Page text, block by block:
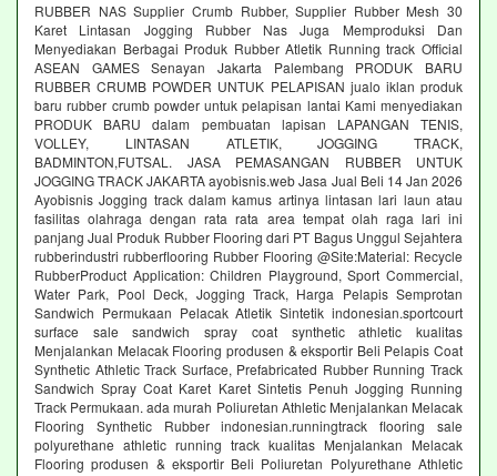
RUBBER NAS Supplier Crumb Rubber, Supplier Rubber Mesh 30
Karet Lintasan Jogging Rubber Nas Juga Memproduksi Dan
Menyediakan Berbagai Produk Rubber Atletik Running track Official
ASEAN GAMES Senayan Jakarta Palembang PRODUK BARU
RUBBER CRUMB POWDER UNTUK PELAPISAN jualo iklan produk
baru rubber crumb powder untuk pelapisan lantai Kami menyediakan
PRODUK BARU dalam pembuatan lapisan LAPANGAN TENIS,
VOLLEY, LINTASAN ATLETIK, JOGGING TRACK,
BADMINTON,FUTSAL. JASA PEMASANGAN RUBBER UNTUK
JOGGING TRACK JAKARTA ayobisnis.web Jasa Jual Beli 14 Jan 2026
Ayobisnis Jogging track dalam kamus artinya lintasan lari laun atau
fasilitas olahraga dengan rata rata area tempat olah raga lari ini
panjang Jual Produk Rubber Flooring dari PT Bagus Unggul Sejahtera
rubberindustri rubberflooring Rubber Flooring @Site:Material: Recycle
RubberProduct Application: Children Playground, Sport Commercial,
Water Park, Pool Deck, Jogging Track, Harga Pelapis Semprotan
Sandwich Permukaan Pelacak Atletik Sintetik indonesian.sportcourt
surface sale sandwich spray coat synthetic athletic kualitas
Menjalankan Melacak Flooring produsen & eksportir Beli Pelapis Coat
Synthetic Athletic Track Surface, Prefabricated Rubber Running Track
Sandwich Spray Coat Karet Karet Sintetis Penuh Jogging Running
Track Permukaan. ada murah Poliuretan Athletic Menjalankan Melacak
Flooring Synthetic Rubber indonesian.runningtrack flooring sale
polyurethane athletic running track kualitas Menjalankan Melacak
Flooring produsen & eksportir Beli Poliuretan Polyurethane Athletic